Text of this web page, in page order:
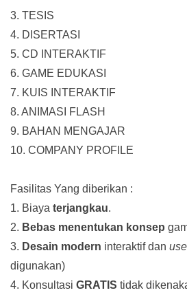
3. TESIS
4. DISERTASI
5. CD INTERAKTIF
6. GAME EDUKASI
7. KUIS INTERAKTIF
8. ANIMASI FLASH
9. BAHAN MENGAJAR
10. COMPANY PROFILE
Fasilitas Yang diberikan :
1. Biaya terjangkau.
2. Bebas menentukan konsep
3. Desain modern interaktif dan
digunakan)
4. Konsultasi GRATIS tidak